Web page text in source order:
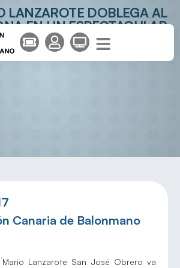
LANZAROTE DOBLEGA AL
EN UN ESPECTACULAR
PARTIDO
Canaria de Balonmano
Lanzarote San José Obrero va